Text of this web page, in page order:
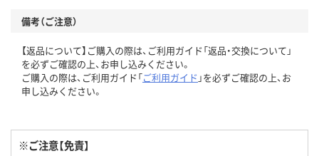
備考（ご注意）
【返品について】ご購入の際は、ご利用ガイド「返品・交換について」
を必ずご確認の上、お申し込みください。
ご購入の際は、ご利用ガイド「ご利用ガイド 」を必ずご確認の上、お
申し込みください。
※ご注意【免責】